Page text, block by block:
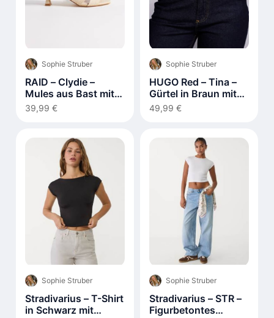
Sophie Struber
RAID – Clydie –
Mules aus Bast mit
Kitten-Absatz
39,99 €
Sophie Struber
HUGO Red – Tina –
Gürtel in Braun mit
Leopardenmuster
49,99 €
Sophie Struber
Stradivarius – T-Shirt
in Schwarz mit
Sophie Struber
Stradivarius – STR –
Figurbetontes